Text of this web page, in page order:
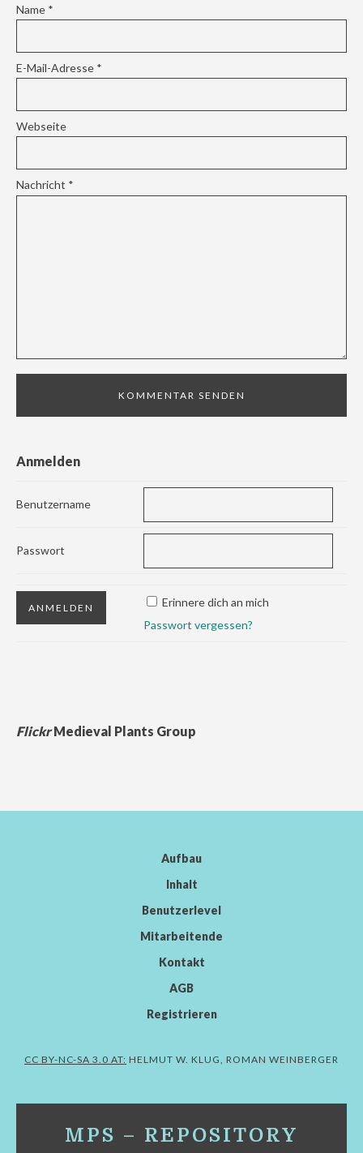
Name *
E-Mail-Adresse *
Webseite
Nachricht *
Anmelden
Benutzername
Passwort
Erinnere dich an mich
Passwort vergessen?
FlickrMedieval Plants Group
Aufbau
Inhalt
Benutzerlevel
Mitarbeitende
Kontakt
AGB
Registrieren
CC BY-NC-SA 3.0 AT: HELMUT W. KLUG, ROMAN WEINBERGER
MPS – REPOSITORY